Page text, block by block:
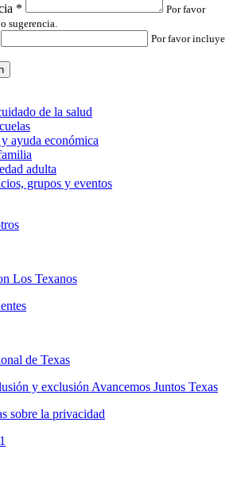
*
Por favor
sugerencia.
Por favor incluye
de la salud
ayuda económica
adulta
grupos y eventos
Los Texanos
de Texas
y exclusión Avancemos Juntos Texas
sobre la privacidad